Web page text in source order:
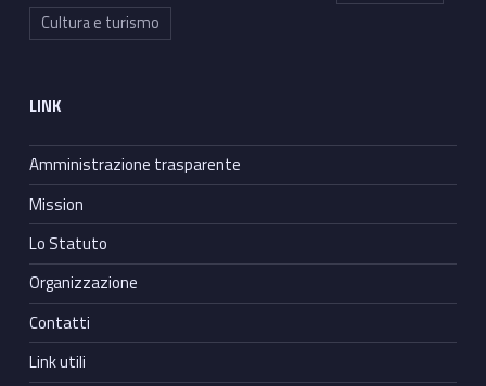
Cultura e turismo
LINK
Amministrazione trasparente
Mission
Lo Statuto
Organizzazione
Contatti
Link utili